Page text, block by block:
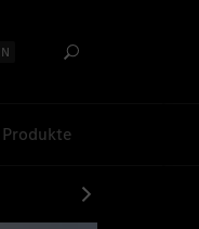
Sprache auswählen:
Produkte